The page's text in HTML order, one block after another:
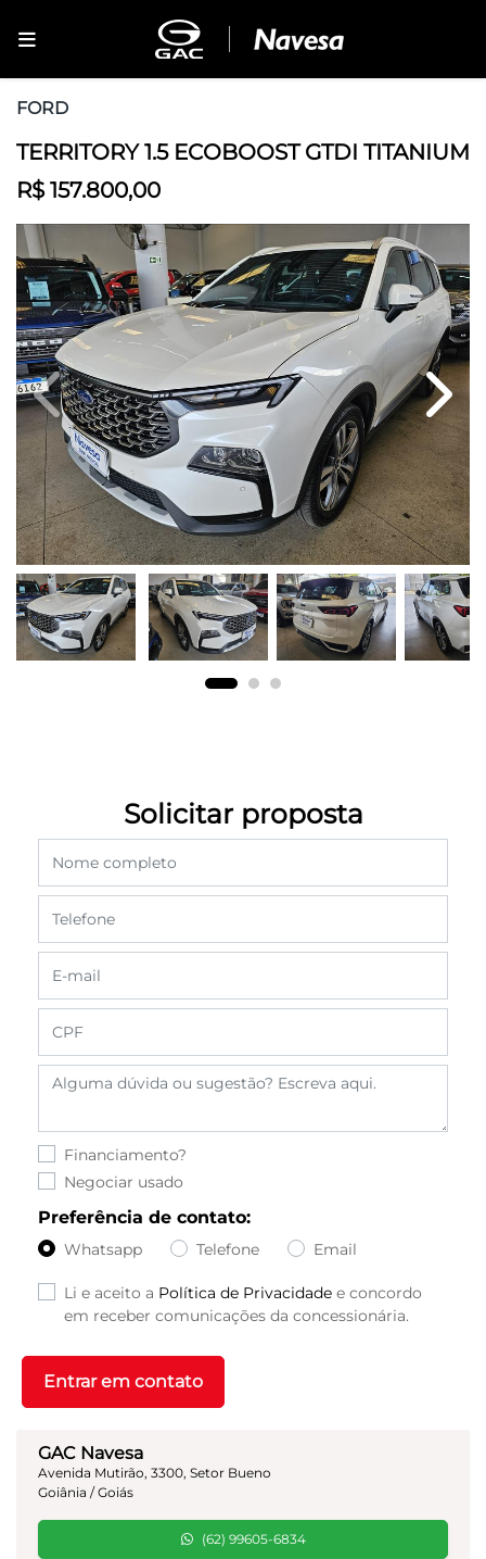
FORD
TERRITORY 1.5 ECOBOOST GTDI TITANIUM
R$ 157.800,00
Previous Next
GAC Navesa
Avenida Mutirão, 3300, Setor Bueno
Goiânia / Goiás
(62) 99605-6834
Solicitar proposta
Financiamento?
Negociar usado
Preferência de contato:
Whatsapp Telefone Email
Li e aceito a Política de Privacidade e concordo
em receber comunicações da concessionária.
Entrar em contato